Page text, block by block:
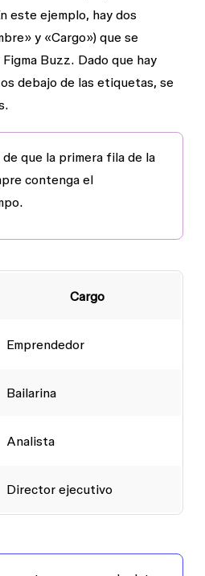
este ejemplo, hay dos
y «Cargo») que se
Buzz. Dado que hay
debajo de las etiquetas, se
que la primera fila de la
contenga el
Cargo
Emprendedor
Bailarina
Analista
Director ejecutivo